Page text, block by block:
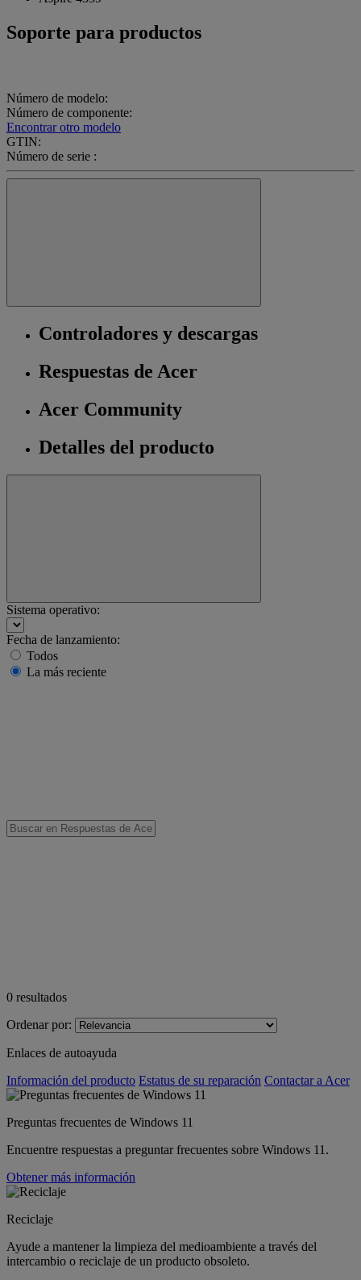
Soporte para productos
Número de modelo:
Número de componente:
Encontrar otro modelo
GTIN:
Número de serie :
Controladores y descargas
Respuestas de Acer
Acer Community
Detalles del producto
Sistema operativo:
Fecha de lanzamiento:
Todos
La más reciente
0 resultados
Ordenar por:
Enlaces de autoayuda
Información del producto Estatus de su reparación Contactar a Acer
Preguntas frecuentes de Windows 11
Encuentre respuestas a preguntar frecuentes sobre Windows 11.
Obtener más información
Reciclaje
Ayude a mantener la limpieza del medioambiente a través del
intercambio o reciclaje de un producto obsoleto.